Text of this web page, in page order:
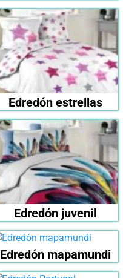
Edredón estrellas
Edredón juvenil
Edredón mapamundi